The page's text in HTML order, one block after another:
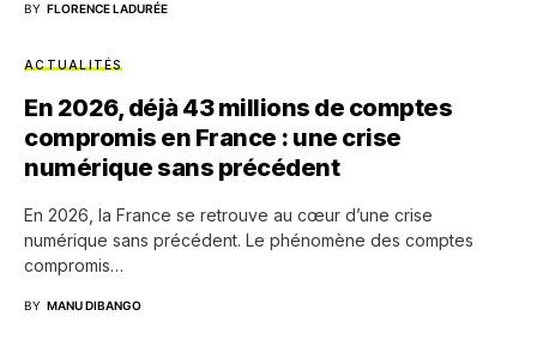
BY FLORENCE LADURÉE
ACTUALITÉS
En 2026, déjà 43 millions de comptes
compromis en France : une crise
numérique sans précédent
En 2026, la France se retrouve au cœur d’une crise
numérique sans précédent. Le phénomène des comptes
compromis…
BY MANU DIBANGO